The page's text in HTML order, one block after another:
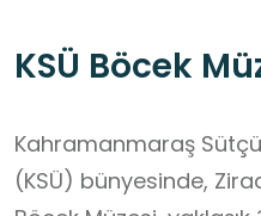
KSÜ Böcek
Kahramanmaraş
(KSÜ) bünyesinde,